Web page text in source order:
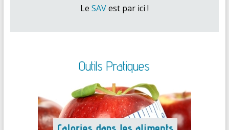
Le SAVest par ici !
Outils Pratiques